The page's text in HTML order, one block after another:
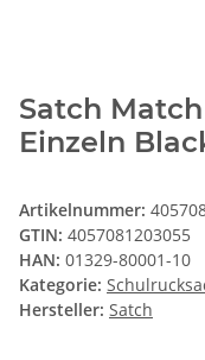
Satch
Einzeln
Artikelnummer:
GTIN: 4057081203055
HAN: 01329-80001-10
Kategorie:
Hersteller: Satch